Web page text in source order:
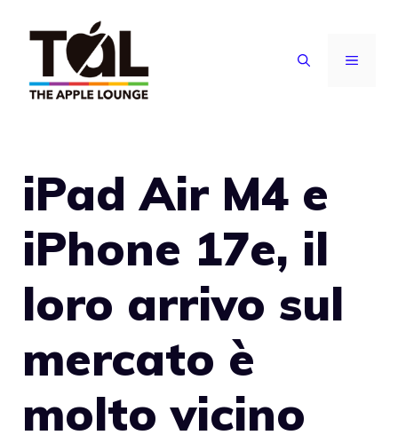
contenuto
MENU
iPad Air M4 e
iPhone 17e, il
loro arrivo sul
mercato è
molto vicino